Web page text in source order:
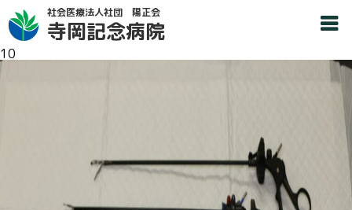
社会医療法人社団 陽正会
寺岡記念病院
10